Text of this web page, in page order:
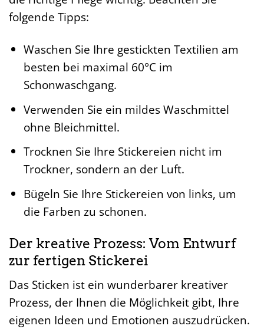
folgende Tipps:
Waschen Sie Ihre gestickten Textilien am
besten bei maximal 60°C im
Schonwaschgang.
Verwenden Sie ein mildes Waschmittel
ohne Bleichmittel.
Trocknen Sie Ihre Stickereien nicht im
Trockner, sondern an der Luft.
Bügeln Sie Ihre Stickereien von links, um
die Farben zu schonen.
Der kreative Prozess: Vom Entwurf
zur fertigen Stickerei
Das Sticken ist ein wunderbarer kreativer
Prozess, der Ihnen die Möglichkeit gibt, Ihre
eigenen Ideen und Emotionen auszudrücken.